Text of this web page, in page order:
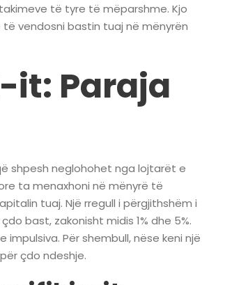
të tyre të mëparshme. Kjo
vendosni bastin tuaj në mënyrën
it: Paraja
shpesh neglohohet nga lojtarët e
ta menaxhoni në mënyrë të
tuaj. Një rregull i përgjithshëm i
bast, zakonisht midis 1% dhe 5%.
Për shembull, nëse keni një
çdo ndeshje.